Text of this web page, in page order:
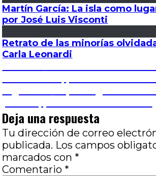
Martín García: La isla como
por José Luis Visconti
Retrato de las minorías
Carla Leonardi
Navegación
de
entradas
Deja una respuesta
Tu dirección de correo
publicada. Los campos
marcados con *
Comentario *